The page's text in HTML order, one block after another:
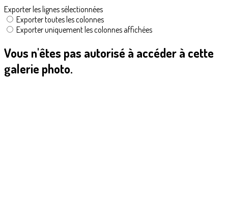
Exporter les lignes sélectionnées
Exporter toutes les colonnes
Exporter uniquement les colonnes affichées
Vous n'êtes pas autorisé à accéder à cette
galerie photo.